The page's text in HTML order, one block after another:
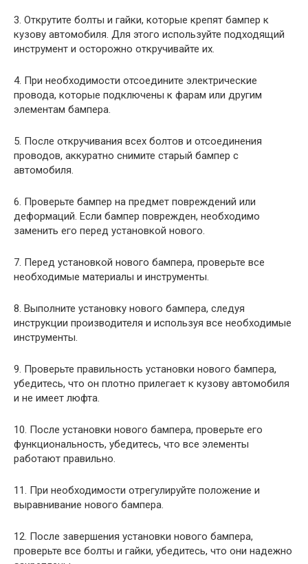
3. Открутите болты и гайки, которые крепят бампер к
кузову автомобиля. Для этого используйте подходящий
инструмент и осторожно откручивайте их.
4. При необходимости отсоедините электрические
провода, которые подключены к фарам или другим
элементам бампера.
5. После откручивания всех болтов и отсоединения
проводов, аккуратно снимите старый бампер с
автомобиля.
6. Проверьте бампер на предмет повреждений или
деформаций. Если бампер поврежден, необходимо
заменить его перед установкой нового.
7. Перед установкой нового бампера, проверьте все
необходимые материалы и инструменты.
8. Выполните установку нового бампера, следуя
инструкции производителя и используя все необходимые
инструменты.
9. Проверьте правильность установки нового бампера,
убедитесь, что он плотно прилегает к кузову автомобиля
и не имеет люфта.
10. После установки нового бампера, проверьте его
функциональность, убедитесь, что все элементы
работают правильно.
11. При необходимости отрегулируйте положение и
выравнивание нового бампера.
12. После завершения установки нового бампера,
проверьте все болты и гайки, убедитесь, что они надежно